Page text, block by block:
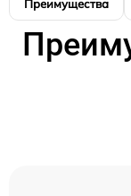
Преимущества